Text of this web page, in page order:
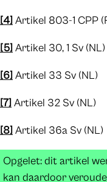
[4] Artikel 803-1 CPP
[5] Artikel 30, 1 Sv (NL)
[6] Artikel 33 Sv (NL)
[7] Artikel 32 Sv (NL)
[8] Artikel 36a Sv (NL)
Opgelet: dit artikel
kan daardoor